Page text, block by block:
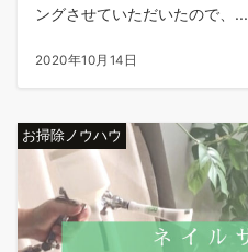
ングさせていただいたので、...
2020年10月14日
お掃除ノウハウ